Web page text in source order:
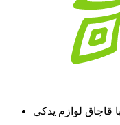
قاچاق لوازم یدکی